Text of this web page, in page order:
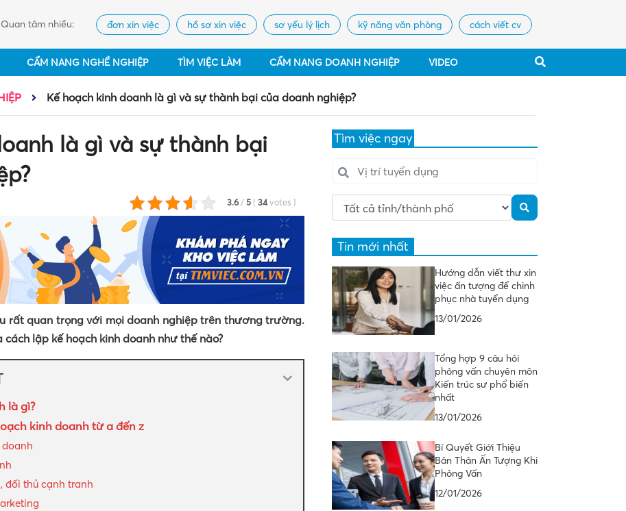
Quan tâm nhiều: đơn xin việc hồ sơ xin việc sơ yếu lý lịch kỹ năng văn phòng cách viết cv
CẨM NANG NGHỀ NGHIỆP TÌM VIỆC LÀM CẨM NANG DOANH NGHIỆP VIDEO
Kế hoạch kinh doanh là gì và sự thành bại của doanh nghiệp?
là gì và sự thành bại
3.6 / 5 ( 34 votes )
rất quan trọng với mọi doanh nghiệp trên thương trường.
lập kế hoạch kinh doanh như thế nào?
là gì?
kinh doanh từ a đến z
đối thủ cạnh tranh
Tìm việc ngay
Tin mới nhất
Hướng dẫn viết thư xin
việc ấn tượng để chinh
phục nhà tuyển dụng
13/01/2026
Tổng hợp 9 câu hỏi
phỏng vấn chuyên môn
Kiến trúc sư phổ biến
nhất
13/01/2026
Bí Quyết Giới Thiệu
Bản Thân Ấn Tượng Khi
Phỏng Vấn
12/01/2026